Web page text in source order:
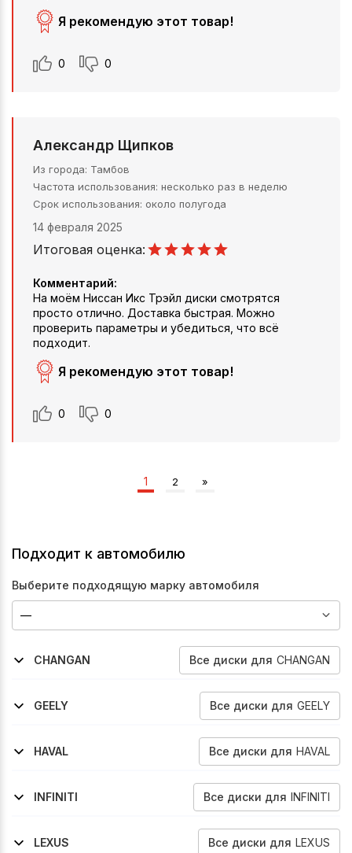
Я рекомендую этот товар!
0 0
Александр Щипков
Из города Тамбов
Частота использования несколько раз в неделю
Срок использования около полугода
14 февраля 2025
Итоговая оценка:
Комментарий:
На моём Ниссан Икс Трэйл диски смотрятся
просто отлично. Доставка быстрая. Можно
проверить параметры и убедиться, что всё
подходит.
Я рекомендую этот товар!
0 0
1 2 »
Подходит к автомобилю
Выберите подходящую марку автомобиля
CHANGAN Все диски для CHANGAN
2023-2025
2022-2024
2023-2026
2022-2026
2020-2026
2023-2025
2024-2026
GEELY
Все диски для GEELY
2022-2024
2023-2026
HAVAL
Все диски для HAVAL
2024-2026
2021-2026
INFINITI
Все диски для INFINITI
2018-2022
LEXUS
Все диски для LEXUS